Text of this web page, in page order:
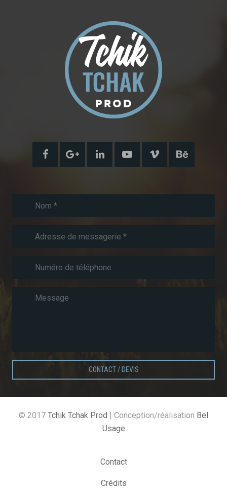
CONTACT / DEVIS
© 2017 Tchik Tchak Prod | Conception/réalisation Bel
Usage
Contact
Crédits